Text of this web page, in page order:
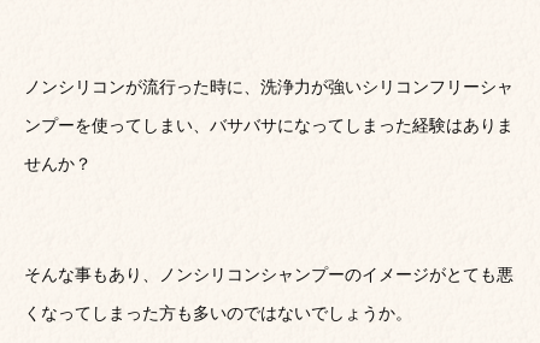
ノンシリコンが流行った時に、洗浄力が強いシリコンフリーシャ
ンプーを使ってしまい、バサバサになってしまった経験はありま
せんか？
そんな事もあり、ノンシリコンシャンプーのイメージがとても悪
くなってしまった方も多いのではないでしょうか。